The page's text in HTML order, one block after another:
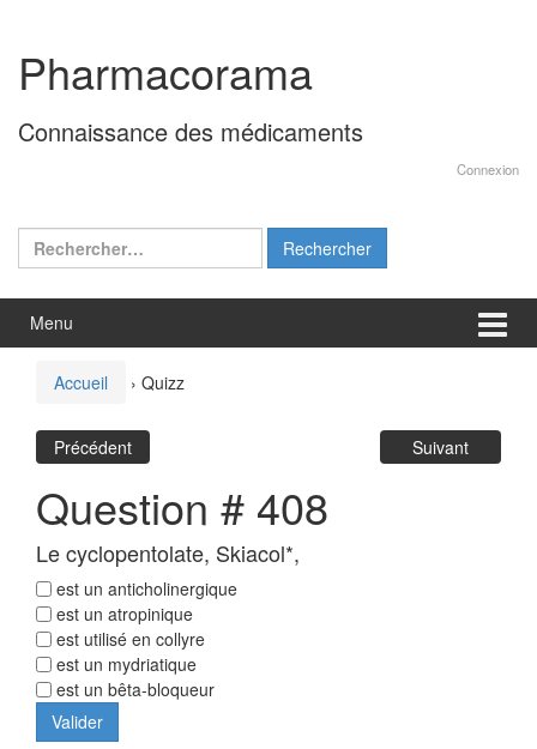
contenu
menu
principal
Pharmacorama
Connaissance des médicaments
Connexion
Rechercher :
Menu
Accueil › Quizz
Précédent Suivant
Question # 408
Le cyclopentolate, Skiacol*,
est un anticholinergique
est un atropinique
est utilisé en collyre
est un mydriatique
est un bêta-bloqueur